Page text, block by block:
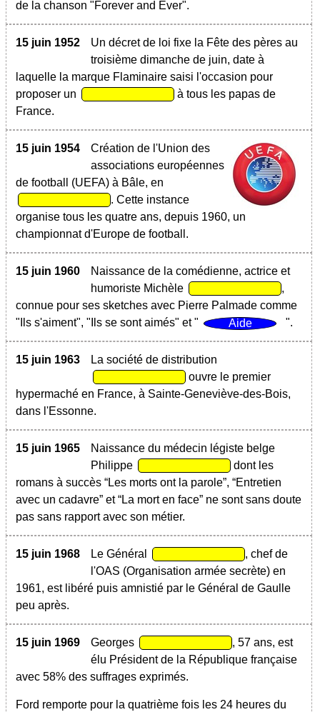
de la chanson "Forever and Ever".
15 juin 1952
Un décret de loi fixe la Fête des pères au
troisième dimanche de juin, date à
laquelle la marque Flaminaire saisi l'occasion pour
proposer un
à tous les papas de
France.
15 juin 1954
Création de l'Union des
associations européennes
de football (UEFA) à Bâle, en
. Cette instance
organise tous les quatre ans, depuis 1960, un
championnat d'Europe de football.
15 juin 1960
Naissance de la comédienne, actrice et
humoriste Michèle
,
connue pour ses sketches avec Pierre Palmade comme
"Ils s'aiment", "Ils se sont aimés" et "
".
15 juin 1963
La société de distribution
ouvre le premier
hypermaché en France, à Sainte-Geneviève-des-Bois,
dans l'Essonne.
15 juin 1965
Naissance du médecin légiste belge
Philippe
dont les
romans à succès “Les morts ont la parole”, “Entretien
avec un cadavre” et “La mort en face” ne sont sans doute
pas sans rapport avec son métier.
15 juin 1968 Le Général
, chef de
l'OAS (Organisation armée secrète) en
1961, est libéré puis amnistié par le Général de Gaulle
peu après.
15 juin 1969 Georges
, 57 ans, est
élu Président de la République française
avec 58% des suffrages exprimés.
Ford remporte pour la quatrième fois les 24 heures du